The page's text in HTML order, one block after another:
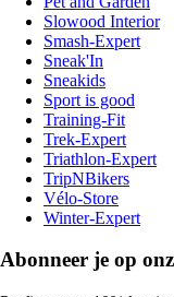
Slowood Interior
Smash-Expert
Sneak'In
Sneakids
Sport is good
Training-Fit
Trek-Expert
Triathlon-Expert
TripNBikers
Vélo-Store
Winter-Expert
Abonneer je op